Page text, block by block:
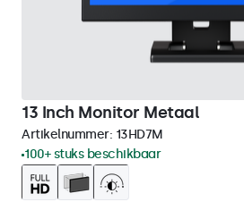
13 Inch Monitor Metaal
Artikelnummer: 13HD7M
100+ stuks beschikbaar